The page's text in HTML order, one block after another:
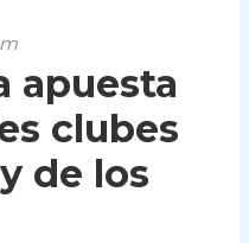
apuesta
clubes
de los